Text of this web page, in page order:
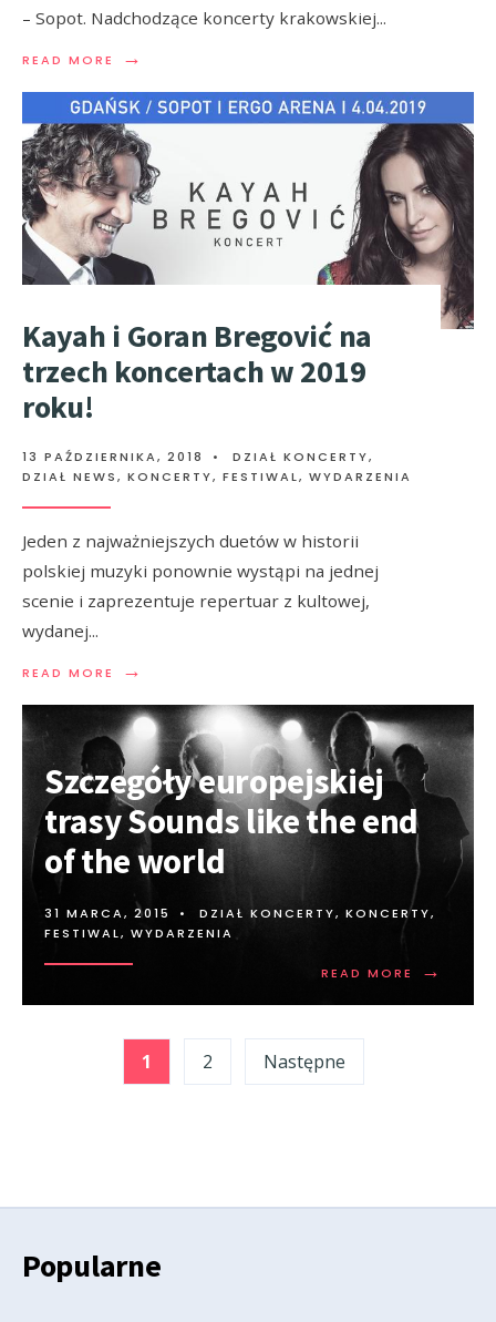
– Sopot. Nadchodzące koncerty krakowskiej...
READ MORE →
Kayah i Goran Bregović na
trzech koncertach w 2019
roku!
13 PAŹDZIERNIKA, 2018 • DZIAŁ KONCERTY,
DZIAŁ NEWS, KONCERTY, FESTIWAL, WYDARZENIA
Jeden z najważniejszych duetów w historii
polskiej muzyki ponownie wystąpi na jednej
scenie i zaprezentuje repertuar z kultowej,
wydanej...
READ MORE →
Szczegóły europejskiej
trasy Sounds like the end
of the world
31 MARCA, 2015 • DZIAŁ KONCERTY, KONCERTY,
FESTIWAL, WYDARZENIA
READ MORE →
Stronicowanie
wpisów
1 2 Następne
Popularne